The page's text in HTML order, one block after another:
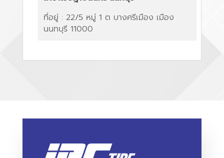
ที่อยู่ : 22/5 หมู่ 1 ต บางศรีเมือง เมือง
นนทบุรี 11000